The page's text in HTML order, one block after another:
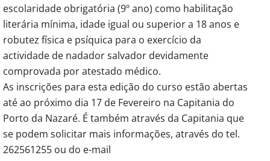
escolaridade obrigatória (9º ano) como habilitação
literária mínima, idade igual ou superior a 18 anos e
robutez física e psíquica para o exercício da
actividade de nadador salvador devidamente
comprovada por atestado médico.
As inscrições para esta edição do curso estão abertas
até ao próximo dia 17 de Fevereiro na Capitania do
Porto da Nazaré. É também através da Capitania que
se podem solicitar mais informações, através do tel.
262561255 ou do e-mail